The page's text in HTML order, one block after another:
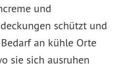
und
schützt und
an kühle Orte
sie sich ausruhen